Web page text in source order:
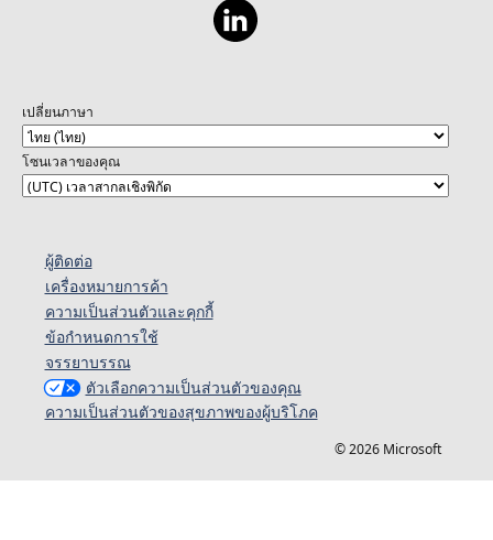
เปลี่ยนภาษา
โซนเวลาของคุณ
ผู้ติดต่อ
เครื่องหมายการค้า
ความเป็นส่วนตัวและคุกกี้
ข้อกำหนดการใช้
จรรยาบรรณ
ตัวเลือกความเป็นส่วนตัวของคุณ
ความเป็นส่วนตัวของสุขภาพของผู้บริโภค
© 2026 Microsoft